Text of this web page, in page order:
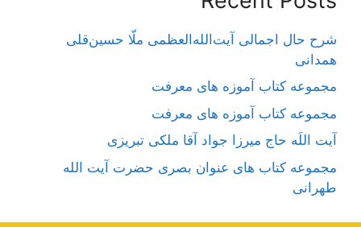
شرح حال اجمالی آیت‌الله‌العظمی ملّا حسین‌قلی
همدانی
مجموعه کتاب آموزه های معرفت
مجموعه کتاب آموزه های معرفت
آیت اللَه حاج میرزا جواد آقا ملکی تبریزی
مجموعه کتاب های عنوان بصری حضرت آیت الله
طهرانی